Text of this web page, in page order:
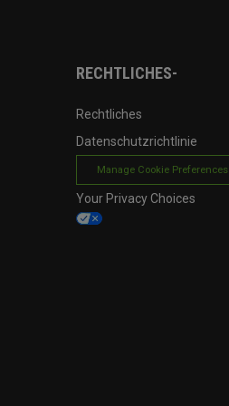
RECHTLICHES-
Rechtliches
Datenschutzrichtlinie
Manage Cookie Preferences
Your Privacy Choices